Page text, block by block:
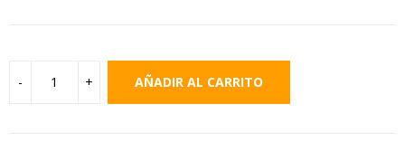
AÑADIR AL CARRITO